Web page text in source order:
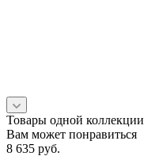
Товары одной коллекции
Вам может понравиться
8 635 руб.